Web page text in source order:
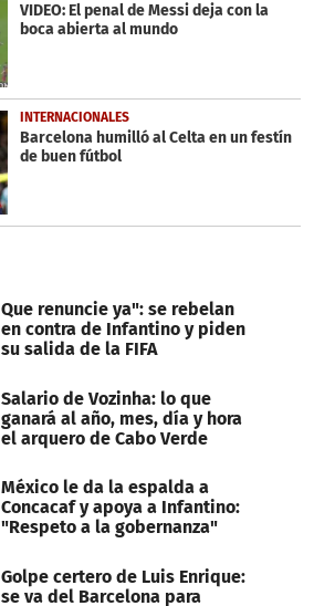
VIDEO: El penal de Messi deja con la
boca abierta al mundo
INTERNACIONALES
Barcelona humilló al Celta en un festín
de buen fútbol
Que renuncie ya": se rebelan
en contra de Infantino y piden
su salida de la FIFA
Salario de Vozinha: lo que
ganará al año, mes, día y hora
el arquero de Cabo Verde
México le da la espalda a
Concacaf y apoya a Infantino:
"Respeto a la gobernanza"
Golpe certero de Luis Enrique:
se va del Barcelona para